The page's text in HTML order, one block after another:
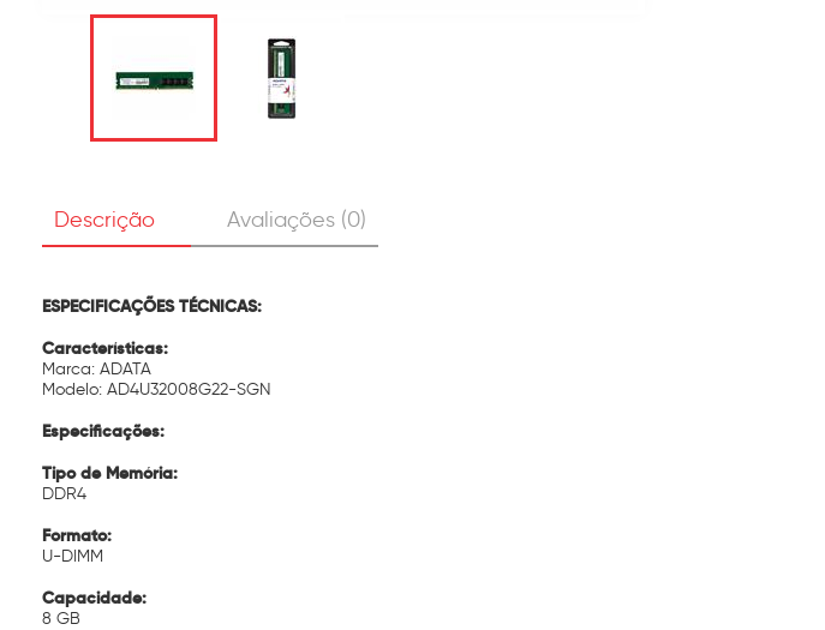
Descrição Avaliações (0)
ESPECIFICAÇÕES TÉCNICAS:
Características:
Marca: ADATA
Modelo: AD4U32008G22-SGN
Especificações:
Tipo de Memória:
DDR4
Formato:
U-DIMM
Capacidade:
8 GB